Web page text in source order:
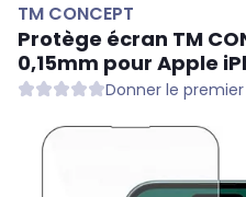
TM CONCEPT
Protège écran TM
0,15mm pour Apple
Donner le premier